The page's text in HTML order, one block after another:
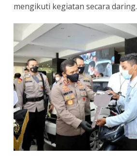
mengikuti kegiatan secara daring.